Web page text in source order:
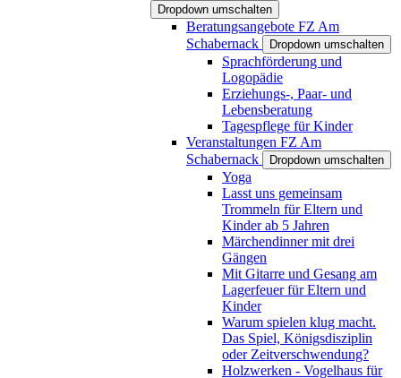
Dropdown umschalten
Beratungsangebote FZ Am
Schabernack
Dropdown umschalten
Sprachförderung und
Logopädie
Erziehungs-, Paar- und
Lebensberatung
Tagespflege für Kinder
Veranstaltungen FZ Am
Schabernack
Dropdown umschalten
Yoga
Lasst uns gemeinsam
Trommeln für Eltern und
Kinder ab 5 Jahren
Märchendinner mit drei
Gängen
Mit Gitarre und Gesang am
Lagerfeuer für Eltern und
Kinder
Warum spielen klug macht.
Das Spiel, Königsdisziplin
oder Zeitverschwendung?
Holzwerken - Vogelhaus für